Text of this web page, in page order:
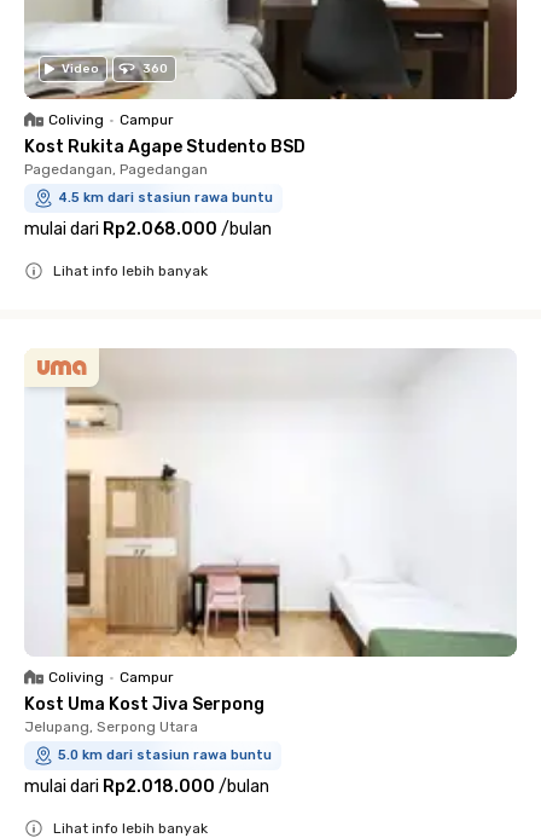
Video 360
Coliving • Campur
Kost Rukita Agape Studento BSD
Pagedangan, Pagedangan
4.5 km dari stasiun rawa buntu
mulai dari Rp2.068.000 /bulan
Lihat info lebih banyak
Coliving • Campur
Kost Uma Kost Jiva Serpong
Jelupang, Serpong Utara
5.0 km dari stasiun rawa buntu
mulai dari Rp2.018.000 /bulan
Lihat info lebih banyak